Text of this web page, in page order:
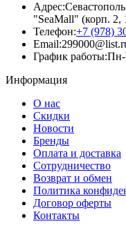
Адрес:
"SeaMall" (корп. 2,
Телефон:+7 (978)
Email:
График работы:Пн-
Информация
О нас
Скидки
Новости
Бренды
Оплата и доставка
Сотрудничество
Возврат и обмен
Политика
Договор оферты
Контакты